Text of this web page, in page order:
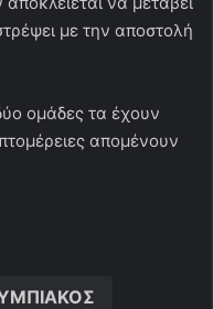
με την αποστολή
ομάδες τα έχουν
απομένουν